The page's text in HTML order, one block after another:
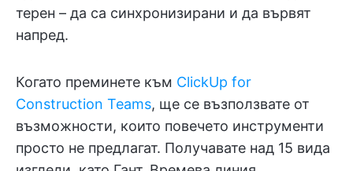
терен – да са синхронизирани и да вървят
напред.
Когато преминете към ClickUp for
Construction Teams, ще се възползвате от
възможности, които повечето инструменти
просто не предлагат. Получавате над 15 вида